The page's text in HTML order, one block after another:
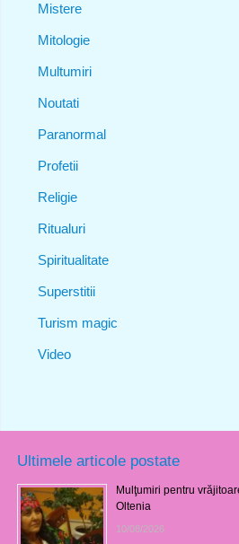
Mistere
Mitologie
Multumiri
Noutati
Paranormal
Profetii
Religie
Ritualuri
Spiritualitate
Superstitii
Turism magic
Video
Ultimele articole postate
Mulţumiri pentru
Oltenia
10/08/2026